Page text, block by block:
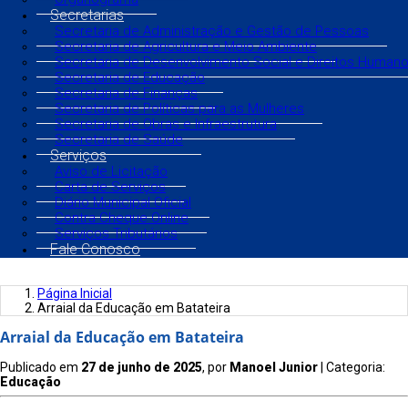
Secretarias
Secretaria de Administração e Gestão de Pessoas
Secretaria de Agricultura e Meio Ambiente
Secretaria de Desenvolvimento Social e Direitos
Secretaria de Educação
Secretaria de Finanças
Secretaria de Políticas para as Mulheres
Secretaria de Obras e Infraestrutura
Secretaria de Saúde
Serviços
Aviso de Licitação
Carta de Serviços
Diário Municipal Oficial
Contra Cheque Online
Serviços Tributários
Fale Conosco
Página Inicial
Arraial da Educação em Batateira
Arraial da Educação em Batateira
Publicado em 27 de junho de 2025, por Manoel Junior | Categoria:
Educação